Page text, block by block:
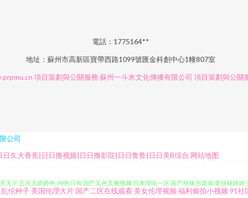
電話：1775164**
地址：蘇州市高新區寶帶西路1099號匯金科創中心1幢807室
項目策劃與公關服務 蘇州一斗米文化傳播有限公司 項目策劃與公關
公司
久大香蕉|日日撸视频|日日撸影院|日日鲁鲁|日日美B综合 网站地图
洲怡红院网站 丁香五月手机综合 欧美日韩高清无码 中文字幕日本私人 东京热女w姦 日韩
乱伦种子 美国伦理大片 国产二区在线观看 美女伦理视频 福利偷拍小视频 91社